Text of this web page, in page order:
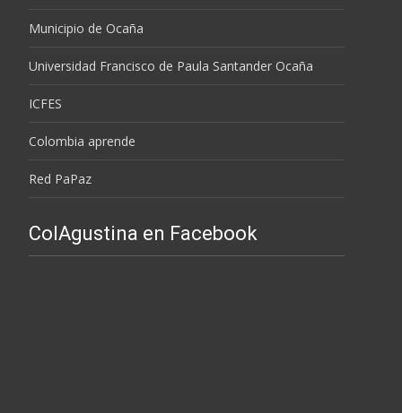
Municipio de Ocaña
Universidad Francisco de Paula Santander Ocaña
ICFES
Colombia aprende
Red PaPaz
ColAgustina en Facebook